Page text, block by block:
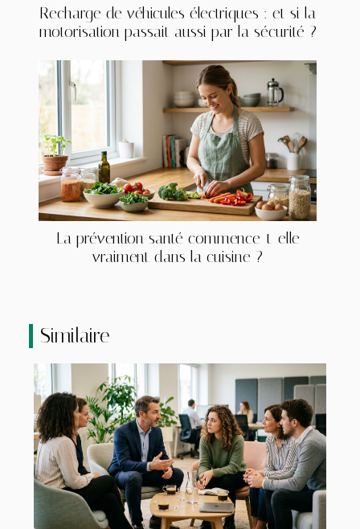
Recharge de véhicules électriques : et si la
motorisation passait aussi par la sécurité ?
La prévention santé commence-t-elle
vraiment dans la cuisine ?
Similaire